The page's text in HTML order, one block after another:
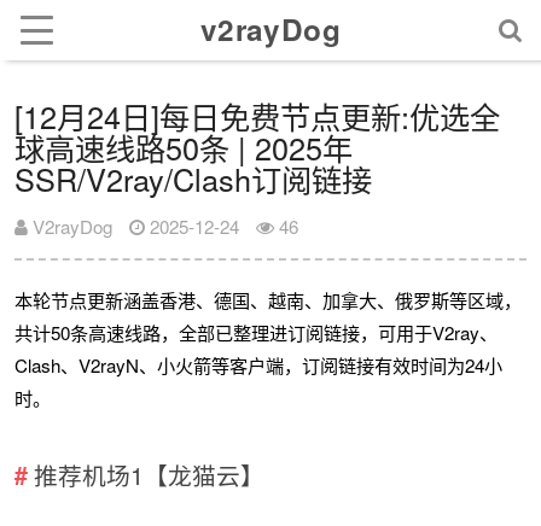
v2rayDog
[12月24日]每日免费节点更新:优选全
球高速线路50条 | 2025年
SSR/V2ray/Clash订阅链接
V2rayDog 2025-12-24 46
本轮节点更新涵盖香港、德国、越南、加拿大、俄罗斯等区域，
共计50条高速线路，全部已整理进订阅链接，可用于V2ray、
Clash、V2rayN、小火箭等客户端，订阅链接有效时间为24小
时。
推荐机场1【龙猫云】